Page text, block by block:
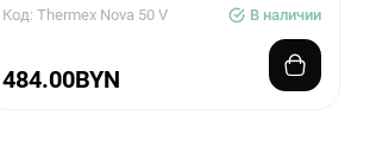
Код: Thermex Nova 50 V В наличии
484.00BYN